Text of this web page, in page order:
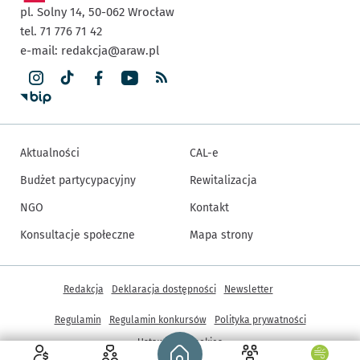
Strona główna - wroclaw.pl
pl. Solny 14, 50-062 Wrocław
tel. 71 776 71 42
e-mail: redakcja@araw.pl
Aktualności
Budżet partycypacyjny
NGO
Konsultacje społeczne
CAL-e
Rewitalizacja
Kontakt
Mapa strony
Inne informacje
Redakcja Deklaracja dostępności Newsletter
Regulamin Regulamin konkursów
Polityka prywatności
Ustawienia cookies